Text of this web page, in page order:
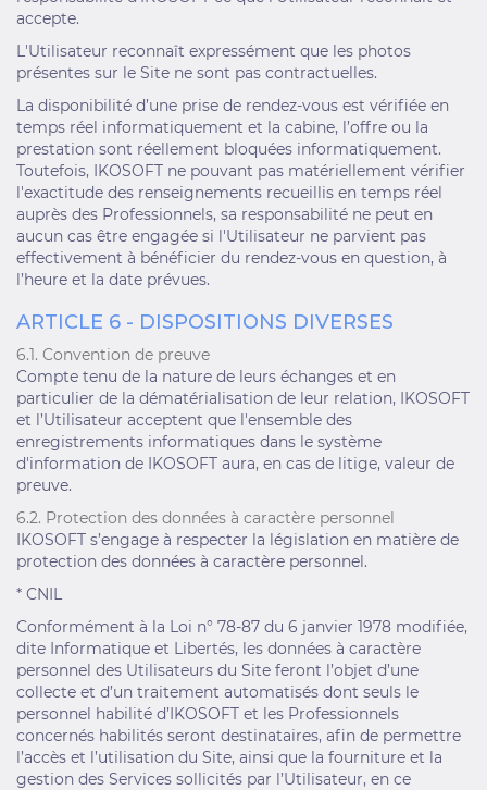
accepte.
L'Utilisateur reconnaît expressément que les photos
présentes sur le Site ne sont pas contractuelles.
La disponibilité d’une prise de rendez-vous est vérifiée en
temps réel informatiquement et la cabine, l’offre ou la
prestation sont réellement bloquées informatiquement.
Toutefois, IKOSOFT ne pouvant pas matériellement vérifier
l'exactitude des renseignements recueillis en temps réel
auprès des Professionnels, sa responsabilité ne peut en
aucun cas être engagée si l'Utilisateur ne parvient pas
effectivement à bénéficier du rendez-vous en question, à
l’heure et la date prévues.
ARTICLE 6 - DISPOSITIONS DIVERSES
6.1. Convention de preuve
Compte tenu de la nature de leurs échanges et en
particulier de la dématérialisation de leur relation, IKOSOFT
et l’Utilisateur acceptent que l'ensemble des
enregistrements informatiques dans le système
d'information de IKOSOFT aura, en cas de litige, valeur de
preuve.
6.2. Protection des données à caractère personnel
IKOSOFT s’engage à respecter la législation en matière de
protection des données à caractère personnel.
* CNIL
Conformément à la Loi n° 78-87 du 6 janvier 1978 modifiée,
dite Informatique et Libertés, les données à caractère
personnel des Utilisateurs du Site feront l’objet d’une
collecte et d’un traitement automatisés dont seuls le
personnel habilité d’IKOSOFT et les Professionnels
concernés habilités seront destinataires, afin de permettre
l’accès et l’utilisation du Site, ainsi que la fourniture et la
gestion des Services sollicités par l’Utilisateur, en ce